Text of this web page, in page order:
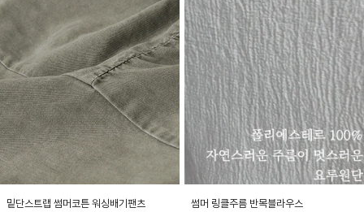
밑단스트랩 썸머코튼 워싱배기팬츠 썸머 링클주름 반목블라우스